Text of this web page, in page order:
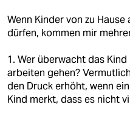
veranstaltungen
shop
fragen & hilfe
unterstützen
Wenn Kinder von zu
dürfen, kommen mir
1. Wer überwacht das
arbeiten gehen?
den Druck erhöht, wenn
Kind merkt, dass es nicht